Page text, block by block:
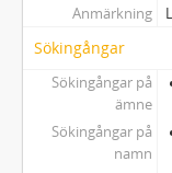
Anmärkning
Sökingångar
Sökingångar på
ämne
Sökingångar på
namn